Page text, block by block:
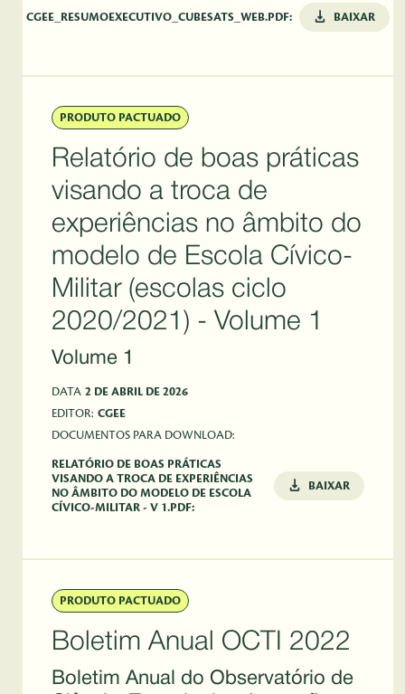
CGEE_RESUMOEXECUTIVO_CUBESATS_WEB.PDF: BAIXAR
PRODUTO PACTUADO
Relatório de boas práticas
visando a troca de
experiências no âmbito do
modelo de Escola Cívico-
Militar (escolas ciclo
2020/2021) - Volume 1
Volume 1
DATA 2 DE ABRIL DE 2026
EDITOR: CGEE
DOCUMENTOS PARA DOWNLOAD:
RELATÓRIO DE BOAS PRÁTICAS
VISANDO A TROCA DE EXPERIÊNCIAS
NO ÂMBITO DO MODELO DE ESCOLA
CÍVICO-MILITAR - V 1.PDF:
BAIXAR
PRODUTO PACTUADO
Boletim Anual OCTI 2022
Boletim Anual do Observatório de